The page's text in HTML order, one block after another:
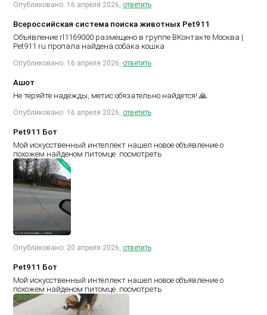
Опубликовано: 16 апреля 2026, ответить
Всероссийская система поиска животных Pet911
Объявление rl1169000 размещено в группе ВКонтакте Москва |
Pet911.ru пропала найдена собака кошка
Опубликовано: 16 апреля 2026, ответить
Ашот
Не теряйте надежды, метис обязательно найдется! 🙏
Опубликовано: 16 апреля 2026, ответить
Pet911 Бот
Мой искусственный интеллект нашел новое объявление о
похожем найденом питомце. посмотреть
Опубликовано: 20 апреля 2026, ответить
Pet911 Бот
Мой искусственный интеллект нашел новое объявление о
похожем найденом питомце. посмотреть